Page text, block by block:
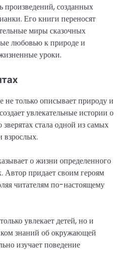
произведений, созданных
Его книги переносят
миры сказочных
любовью к природе и
уроки.
не только описывает природу и
увлекательные истории о
зверятах стала одной из самых
взрослых.
о жизни определенного
Автор придает своим героям
читателям по-настоящему
увлекает детей, но и
знаний об окружающей
изучает поведение